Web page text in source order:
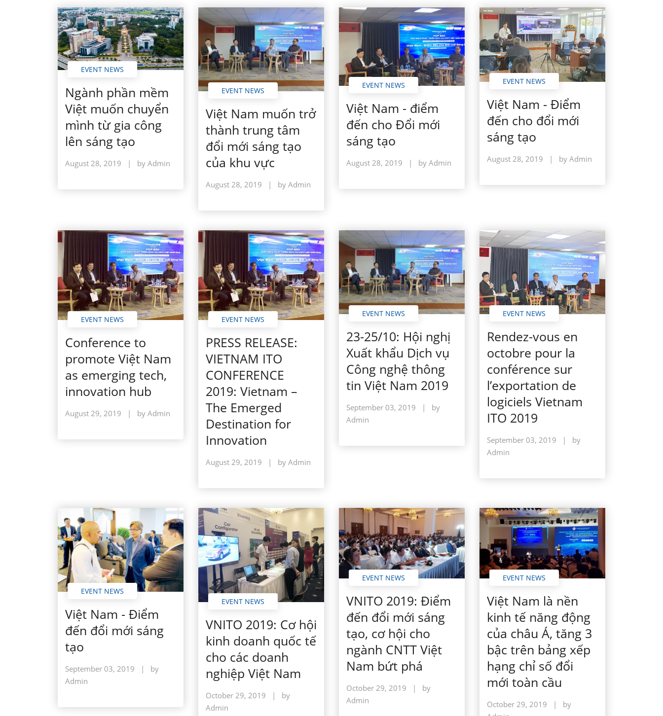
EVENT NEWS
Ngành phần mềm
Việt muốn chuyển
mình từ gia công
lên sáng tạo
August 28, 2019 | by Admin
EVENT NEWS
Việt Nam muốn trở
thành trung tâm
đổi mới sáng tạo
của khu vực
August 28, 2019 | by Admin
EVENT NEWS
Việt Nam - điểm
đến cho Đổi mới
sáng tạo
August 28, 2019 | by Admin
EVENT NEWS
Việt Nam - Điểm
đến cho đổi mới
sáng tạo
August 28, 2019 | by Admin
EVENT NEWS
Conference to
promote Việt Nam
as emerging tech,
innovation hub
August 29, 2019 | by Admin
EVENT NEWS
PRESS RELEASE:
VIETNAM ITO
CONFERENCE
2019: Vietnam –
The Emerged
Destination for
Innovation
August 29, 2019 | by Admin
EVENT NEWS
23-25/10: Hội nghị
Xuất khẩu Dịch vụ
Công nghệ thông
tin Việt Nam 2019
September 03, 2019 |
by
Admin
EVENT NEWS
Rendez-vous en
octobre pour la
conférence sur
l’exportation de
logiciels Vietnam
ITO 2019
September 03, 2019 |
by
Admin
EVENT NEWS
Việt Nam - Điểm
đến đổi mới sáng
tạo
September 03, 2019 |
by
Admin
EVENT NEWS
VNITO 2019: Cơ hội
kinh doanh quốc tế
cho các doanh
nghiệp Việt Nam
October 29, 2019 |
by
Admin
EVENT NEWS
VNITO 2019: Điểm
đến đổi mới sáng
tạo, cơ hội cho
ngành CNTT Việt
Nam bứt phá
October 29, 2019 |
by
Admin
EVENT NEWS
Việt Nam là nền
kinh tế năng động
của châu Á, tăng 3
bậc trên bảng xếp
hạng chỉ số đổi
mới toàn cầu
October 29, 2019 |
by